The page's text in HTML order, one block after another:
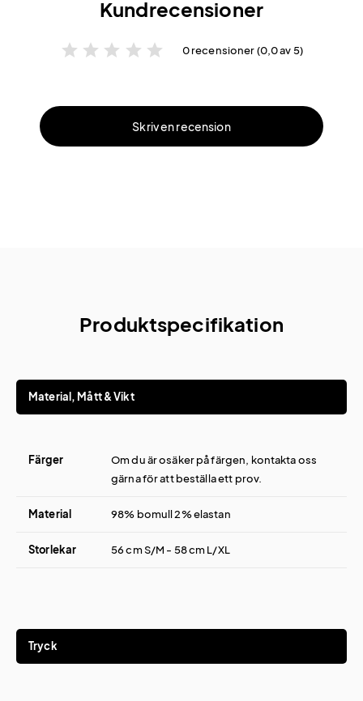
Kundrecensioner
star star star star star 0 recensioner (0,0 av 5)
Skriv en recension
Produktspecifikation
Material, Mått & Vikt
Färger
Om du är osäker på färgen, kontakta oss
gärna för att beställa ett prov.
Material 98% bomull 2% elastan
Storlekar 56 cm S/M - 58 cm L/XL
Tryck